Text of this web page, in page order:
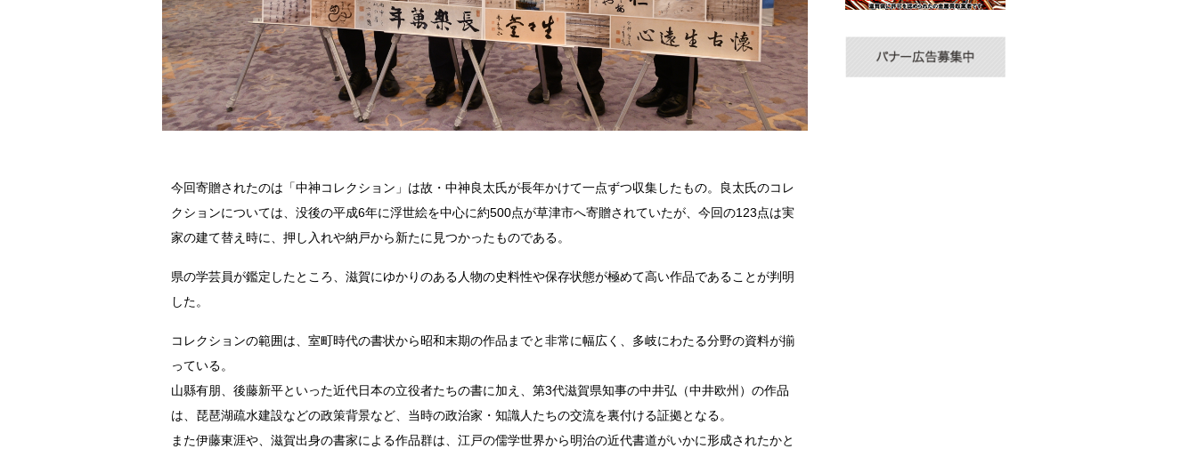
今回寄贈されたのは「中神コレクション」は故・中神良太氏が長年かけて一点ずつ収集したもの。良太氏のコレ
クションについては、没後の平成6年に浮世絵を中心に約500点が草津市へ寄贈されていたが、今回の123点は実
家の建て替え時に、押し入れや納戸から新たに見つかったものである。
県の学芸員が鑑定したところ、滋賀にゆかりのある人物の史料性や保存状態が極めて高い作品であることが判明
した。
コレクションの範囲は、室町時代の書状から昭和末期の作品までと非常に幅広く、多岐にわたる分野の資料が揃
っている。
山縣有朋、後藤新平といった近代日本の立役者たちの書に加え、第3代滋賀県知事の中井弘（中井欧州）の作品
は、琵琶湖疏水建設などの政策背景など、当時の政治家・知識人たちの交流を裏付ける証拠となる。
また伊藤東涯や、滋賀出身の書家による作品群は、江戸の儒学世界から明治の近代書道がいかに形成されたかと